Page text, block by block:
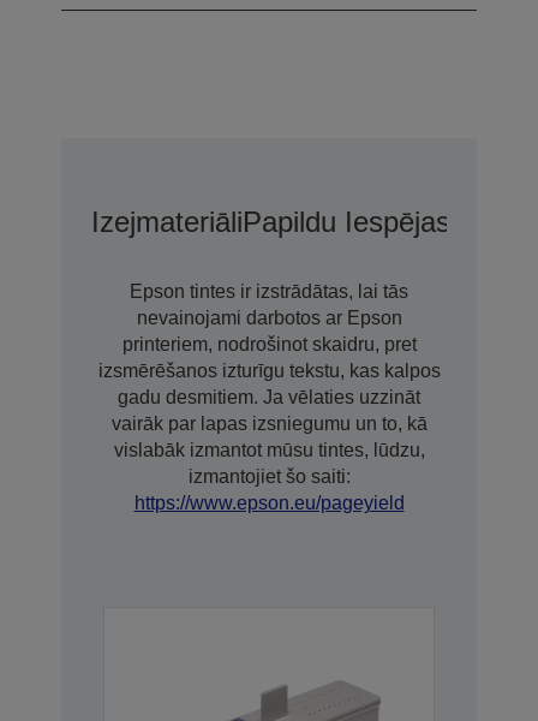
IzejmateriāliPapildu Iespējas
Epson tintes ir izstrādātas, lai tās
nevainojami darbotos ar Epson
printeriem, nodrošinot skaidru, pret
izsmērēšanos izturīgu tekstu, kas kalpos
gadu desmitiem. Ja vēlaties uzzināt
vairāk par lapas izsniegumu un to, kā
vislabāk izmantot mūsu tintes, lūdzu,
izmantojiet šo saiti:
https://www.epson.eu/pageyield